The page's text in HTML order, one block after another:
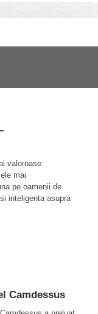
valoroase
mai
pe oamenii de
inteligenta asupra
Camdessus